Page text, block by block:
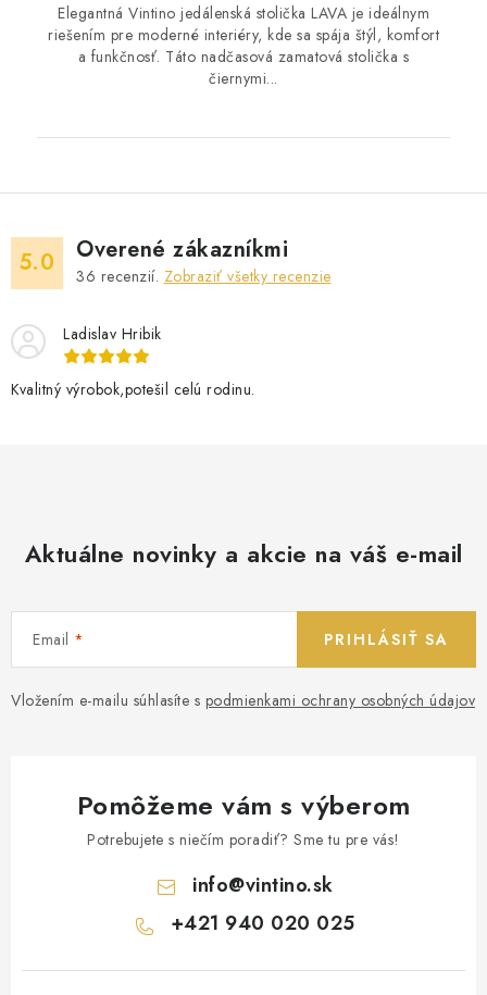
Elegantná Vintino jedálenská stolička LAVA je ideálnym
riešením pre moderné interiéry, kde sa spája štýl, komfort
a funkčnosť. Táto nadčasová zamatová stolička s
čiernymi...
5.0 Overené zákazníkmi
36 recenzií. Zobraziť všetky recenzie
Ladislav Hribik
Kvalitný výrobok,potešil celú rodinu.
Aktuálne novinky a akcie na váš e-mail
Email
Vložením e-mailu súhlasíte s podmienkami ochrany osobných údajov
PRIHLÁSIŤ SA
Pomôžeme vám s výberom
Potrebujete s niečím poradiť? Sme tu pre vás!
info@vintino.sk
+421 940 020 025